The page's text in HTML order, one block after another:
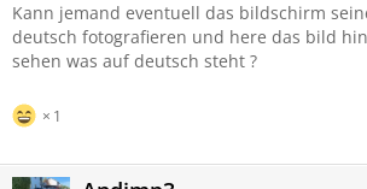
Kann jemand eventuell das bildschirm
deutsch fotografieren und here das bild
sehen was auf deutsch steht ?
1